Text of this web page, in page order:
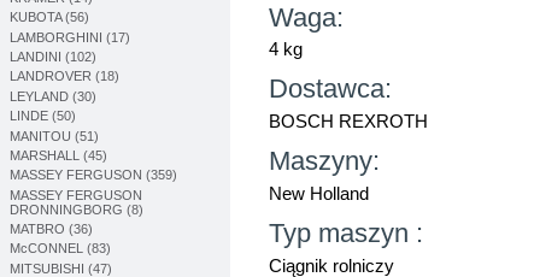
KUBOTA (56)
LAMBORGHINI (17)
LANDINI (102)
LANDROVER (18)
LEYLAND (30)
LINDE (50)
MANITOU (51)
MARSHALL (45)
MASSEY FERGUSON (359)
MASSEY FERGUSON
DRONNINGBORG (8)
MATBRO (36)
McCONNEL (83)
MITSUBISHI (47)
Waga:
4 kg
Dostawca:
BOSCH REXROTH
Maszyny:
New Holland
Typ maszyn :
Ciągnik rolniczy